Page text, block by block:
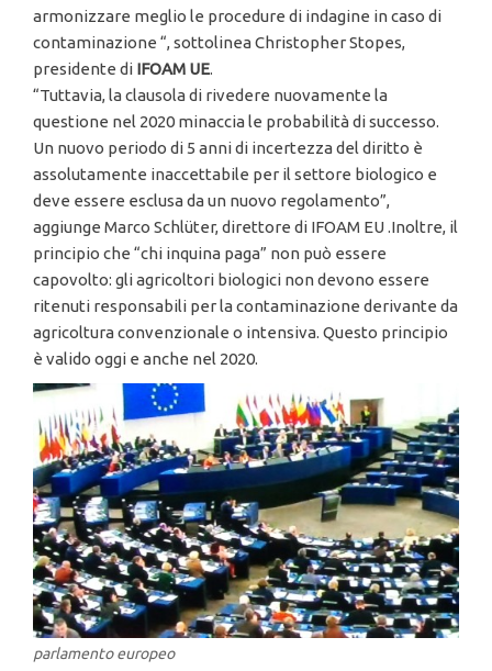
armonizzare meglio le procedure di indagine in caso di
contaminazione “, sottolinea Christopher Stopes,
presidente di IFOAM UE.
“Tuttavia, la clausola di rivedere nuovamente la
questione nel 2020 minaccia le probabilità di successo.
Un nuovo periodo di 5 anni di incertezza del diritto è
assolutamente inaccettabile per il settore biologico e
deve essere esclusa da un nuovo regolamento”,
aggiunge Marco Schlüter, direttore di IFOAM EU .Inoltre, il
principio che “chi inquina paga” non può essere
capovolto: gli agricoltori biologici non devono essere
ritenuti responsabili per la contaminazione derivante da
agricoltura convenzionale o intensiva. Questo principio
è valido oggi e anche nel 2020.
parlamento europeo